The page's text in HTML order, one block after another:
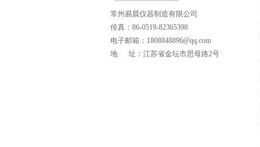
常州易晨仪器制造有限公司
传真：86-0519-82365398
电子邮箱：1808848896@qq.com
地 址：江苏省金坛市思母路2号